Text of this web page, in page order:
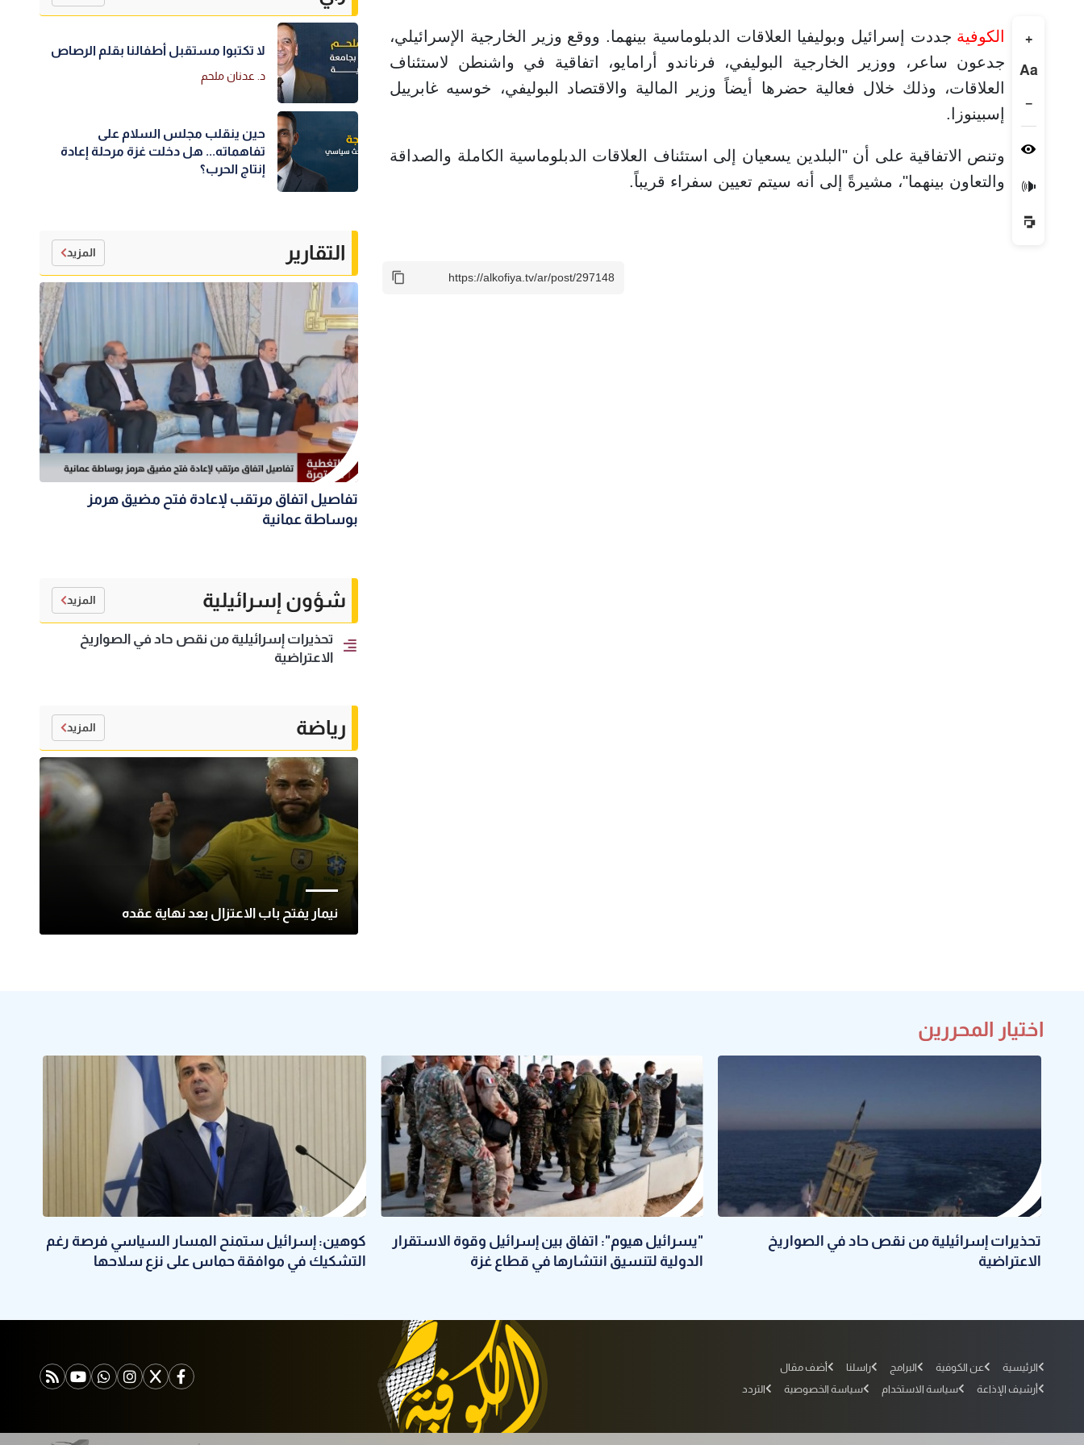
+
Aa
−
🔊
الكوفية جددت إسرائيل وبوليفيا العلاقات الدبلوماسية بينهما. ووقع وزير الخارجية الإسرائيلي،
جدعون ساعر، ووزير الخارجية البوليفي، فرناندو أرامايو، اتفاقية في واشنطن لاستئناف
العلاقات، وذلك خلال فعالية حضرها أيضاً وزير المالية والاقتصاد البوليفي، خوسيه غابرييل
إسبينوزا.
وتنص الاتفاقية على أن "البلدين يسعيان إلى استئناف العلاقات الدبلوماسية الكاملة والصداقة
والتعاون بينهما"، مشيرةً إلى أنه سيتم تعيين سفراء قريباً.
لا تكتبوا مستقبل أطفالنا بقلم الرصاص
د. عدنان ملحم
حين ينقلب مجلس السلام على
تفاهماته... هل دخلت غزة مرحلة إعادة
إنتاج الحرب؟
التقارير المزيد
تفاصيل اتفاق مرتقب لإعادة فتح مضيق هرمز
بوساطة عمانية
شؤون إسرائيلية المزيد
تحذيرات إسرائيلية من نقص حاد في الصواريخ
الاعتراضية
رياضة المزيد
نيمار يفتح باب الاعتزال بعد نهاية عقده
اختيار المحررين
تحذيرات إسرائيلية من نقص حاد في الصواريخ
الاعتراضية
"يسرائيل هيوم": اتفاق بين إسرائيل وقوة الاستقرار
الدولية لتنسيق انتشارها في قطاع غزة
كوهين: إسرائيل ستمنح المسار السياسي فرصة رغم
التشكيك في موافقة حماس على نزع سلاحها
الرئيسية عن الكوفية البرامج راسلنا
أضف مقال
أرشيف الإذاعة
سياسة الاستخدام سياسة الخصوصية التردد